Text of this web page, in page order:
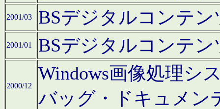
2001/03 BSデジタルコンテ
2001/01 BSデジタルコンテ
2000/12
Windows画像処理シ
バッグ・ドキュメン